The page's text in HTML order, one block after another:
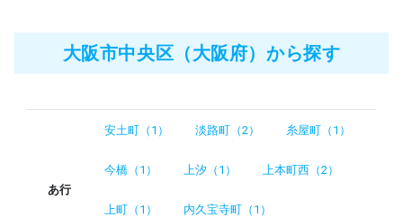
大阪市中央区（大阪府）から探す
あ行
安土町（1） 淡路町（2） 糸屋町（1）
今橋（1） 上汐（1） 上本町西（2）
上町（1） 内久宝寺町（1）